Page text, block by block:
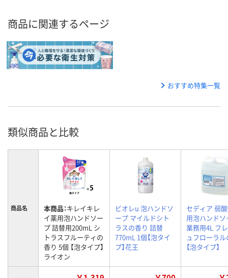
商品に関連するページ
おすすめ特集一覧
類似商品と比較
商品名 本商品：キレイキレ
イ薬用泡ハンドソー
プ 詰替用200mL シ
トラスフルーティの
香り 5個 【泡タイプ】
ライオン
ビオレu 泡ハンドソ
ープ マイルドシト
ラスの香り 詰替
770mL 1個【泡タイ
プ】花王
セディア 弱
用泡ハンドソ
業務用4L フ
ュフローラ
【泡タイプ】